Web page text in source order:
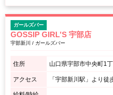
ガールズバー
GOSSIP GIRL'S 宇部店
宇部新川 / ガールズバー
住所 山口県宇部市中央町1
アクセス 「宇部新川駅」より徒